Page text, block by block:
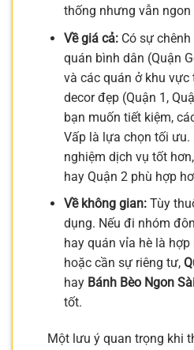
thống nhưng vẫn ngon
Về giá cả:Có sự chênh
quán bình dân (Quận
và các quán ở khu
decor đẹp (Quận 1,
bạn muốn tiết kiệm,
Vấp là lựa chọn tối ưu.
nghiệm dịch vụ tốt
hay Quận 2 phù hợp
Về không gian:Tùy
dụng. Nếu đi nhóm
hay quán vỉa hè là
hoặc cần sự riêng tư,
hay Bánh Bèo Ngon
tốt.
Một lưu ý quan trọng khi